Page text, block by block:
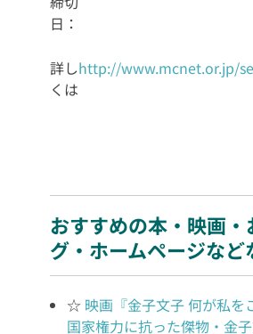
日：
詳し
くは
http://www.mcnet.or.jp/
おすすめの本・映画・
グ・ホームページなど
☆ 映画『金子文子 何が私を
国家権力に抗った傑物・金